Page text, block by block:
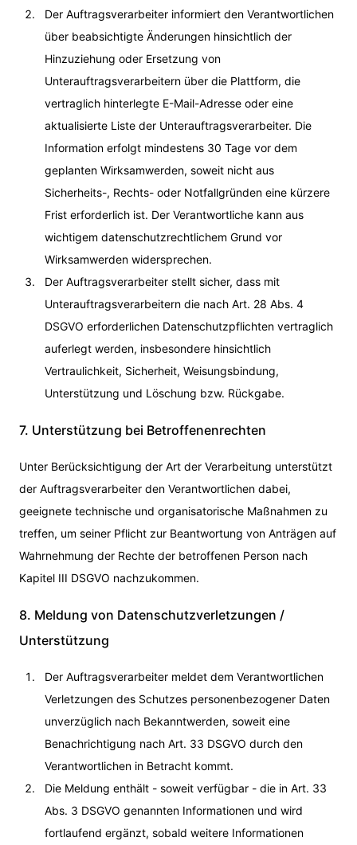
Der Auftragsverarbeiter informiert den Verantwortlichen
über beabsichtigte Änderungen hinsichtlich der
Hinzuziehung oder Ersetzung von
Unterauftragsverarbeitern über die Plattform, die
vertraglich hinterlegte E-Mail-Adresse oder eine
aktualisierte Liste der Unterauftragsverarbeiter. Die
Information erfolgt mindestens 30 Tage vor dem
geplanten Wirksamwerden, soweit nicht aus
Sicherheits-, Rechts- oder Notfallgründen eine kürzere
Frist erforderlich ist. Der Verantwortliche kann aus
wichtigem datenschutzrechtlichem Grund vor
Wirksamwerden widersprechen.
Der Auftragsverarbeiter stellt sicher, dass mit
Unterauftragsverarbeitern die nach Art. 28 Abs. 4
DSGVO erforderlichen Datenschutzpflichten vertraglich
auferlegt werden, insbesondere hinsichtlich
Vertraulichkeit, Sicherheit, Weisungsbindung,
Unterstützung und Löschung bzw. Rückgabe.
7. Unterstützung bei Betroffenenrechten
Unter Berücksichtigung der Art der Verarbeitung unterstützt
der Auftragsverarbeiter den Verantwortlichen dabei,
geeignete technische und organisatorische Maßnahmen zu
treffen, um seiner Pflicht zur Beantwortung von Anträgen auf
Wahrnehmung der Rechte der betroffenen Person nach
Kapitel III DSGVO nachzukommen.
8. Meldung von Datenschutzverletzungen /
Unterstützung
Der Auftragsverarbeiter meldet dem Verantwortlichen
Verletzungen des Schutzes personenbezogener Daten
unverzüglich nach Bekanntwerden, soweit eine
Benachrichtigung nach Art. 33 DSGVO durch den
Verantwortlichen in Betracht kommt.
Die Meldung enthält - soweit verfügbar - die in Art. 33
Abs. 3 DSGVO genannten Informationen und wird
fortlaufend ergänzt, sobald weitere Informationen